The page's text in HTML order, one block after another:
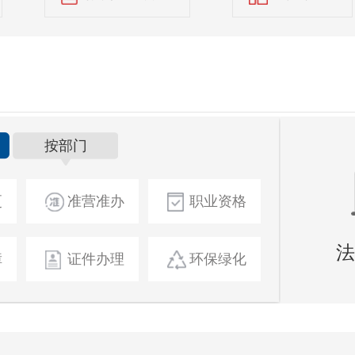
按部门
准营准办 职业资格
证件办理 环保绿化